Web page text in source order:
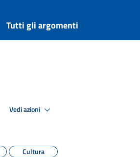
Tutti gli argomenti
Vedi azioni
Cultura